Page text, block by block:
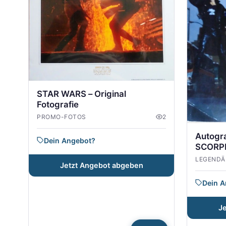
STAR WARS – Original
Fotografie
PROMO-FOTOS 2
Dein Angebot?
Jetzt Angebot abgeben
Dein